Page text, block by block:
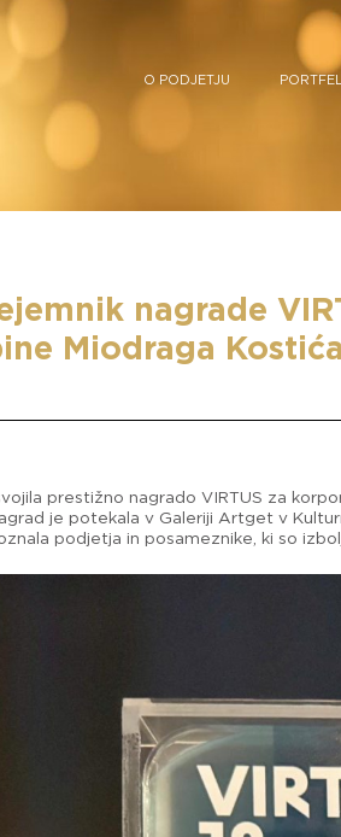
O PODJETJU
nagrade
Miodraga
prestižno nagrado VIRTUS za
je potekala v Galeriji Artget v
podjetja in posameznike, ki so